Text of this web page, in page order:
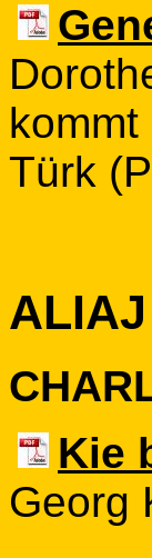
Türk
Kie
Georg